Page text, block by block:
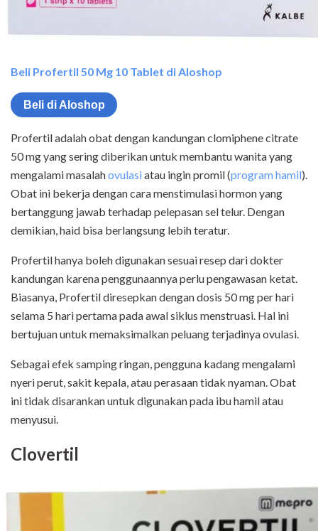
Beli Profertil 50 Mg 10 Tablet di Aloshop
Beli di Aloshop
Profertil adalah obat dengan kandungan clomiphene citrate
50 mg yang sering diberikan untuk membantu wanita yang
mengalami masalahovulasiatau ingin promil (program hamil).
Obat ini bekerja dengan cara menstimulasi hormon yang
bertanggung jawab terhadap pelepasan sel telur. Dengan
demikian, haid bisa berlangsung lebih teratur.
Profertil hanya boleh digunakan sesuai resep dari dokter
kandungan karena penggunaannya perlu pengawasan ketat.
Biasanya, Profertil diresepkan dengan dosis 50 mg per hari
selama 5 hari pertama pada awal siklus menstruasi. Hal ini
bertujuan untuk memaksimalkan peluang terjadinya ovulasi.
Sebagai efek samping ringan, pengguna kadang mengalami
nyeri perut, sakit kepala, atau perasaan tidak nyaman. Obat
ini tidak disarankan untuk digunakan pada ibu hamil atau
menyusui.
Clovertil